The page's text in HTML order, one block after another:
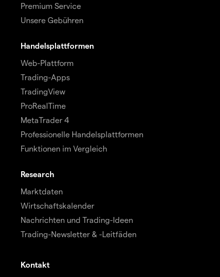
Premium Service
Unsere Gebühren
Handelsplattformen
Web-Plattform
Trading-Apps
TradingView
ProRealTime
MetaTrader 4
Professionelle Handelsplattformen
Funktionen im Vergleich
Research
Marktdaten
Wirtschaftskalender
Nachrichten und Trading-Ideen
Trading-Newsletter & -Leitfäden
Kontakt